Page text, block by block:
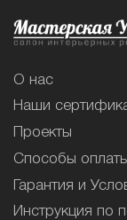
О нас
Наши
Проекты
Способы
Гарантия и
Инструкция по